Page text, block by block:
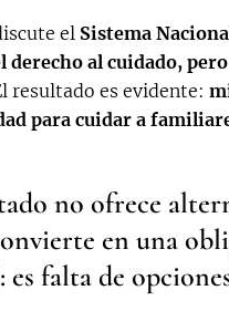
el Sistema
derecho al cuidado,
resultado es evidente:
para cuidar a
no ofrece
en una
falta de